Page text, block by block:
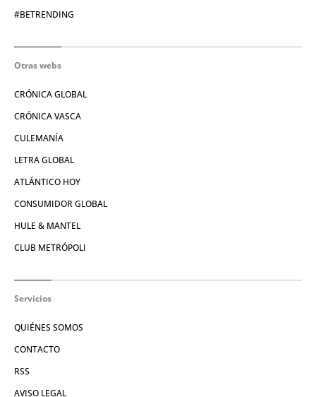
#BETRENDING
Otras webs
CRÓNICA GLOBAL
CRÓNICA VASCA
CULEMANÍA
LETRA GLOBAL
ATLÁNTICO HOY
CONSUMIDOR GLOBAL
HULE & MANTEL
CLUB METRÓPOLI
Servicios
QUIÉNES SOMOS
CONTACTO
RSS
AVISO LEGAL